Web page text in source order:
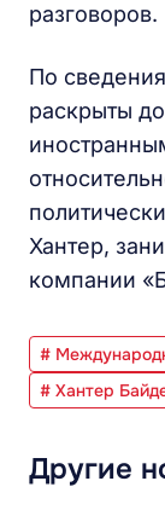
разговоров.
По
раскрыты
Хантер,
компании
#
# Хантер
Другие